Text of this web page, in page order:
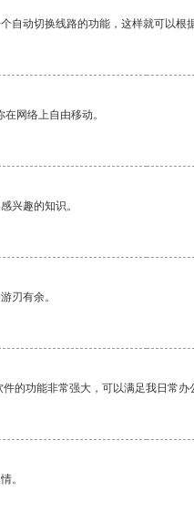
动切换线路的功能，这样就可以根
网络上自由移动。
兴趣的知识。
刃有余。
的功能非常强大，可以满足我日常办
。